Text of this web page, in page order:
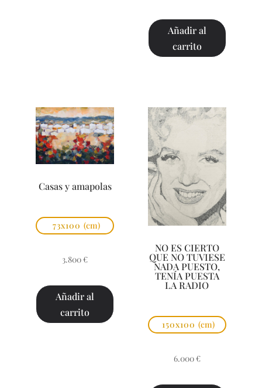
Añadir al
carrito
Casas y amapolas
73x100 (cm)
3.800 €
Añadir al
carrito
NO ES CIERTO
QUE NO TUVIESE
NADA PUESTO,
TENÍA PUESTA
LA RADIO
150x100 (cm)
6.000 €